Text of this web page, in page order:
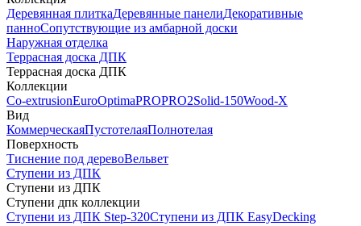
Деревянная плиткаДеревянные панелиДекоративные
панноСопутствующие из амбарной доски
Наружная отделка
Террасная доска ДПК
Террасная доска ДПК
Коллекции
Co-extrusionEuroOptimaPROPRO2Solid-150Wood-X
Вид
КоммерческаяПустотелаяПолнотелая
Поверхность
Тиснение под деревоВельвет
Ступени из ДПК
Ступени из ДПК
Ступени дпк коллекции
Ступени из ДПК Step-320Ступени из ДПК EasyDecking